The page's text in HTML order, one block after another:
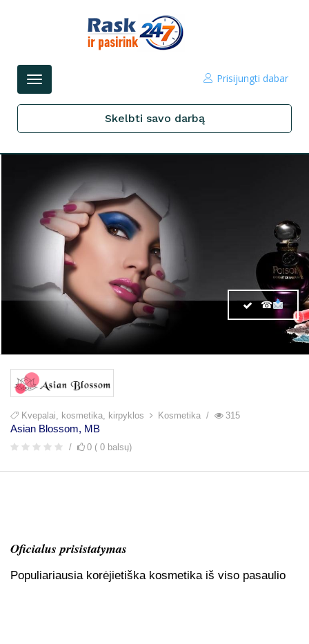
Perjungti
Prisijungti dabar
Skelbti savo darbą
☎
Kvepalai, kosmetika, kirpyklos Kosmetika 315
Asian Blossom, MB
0 ( 0 balsų)
Oficialus prisistatymas
Populiariausia korėjietiška kosmetika iš viso pasaulio